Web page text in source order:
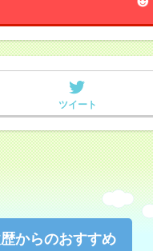
ツイート
からのおすすめ